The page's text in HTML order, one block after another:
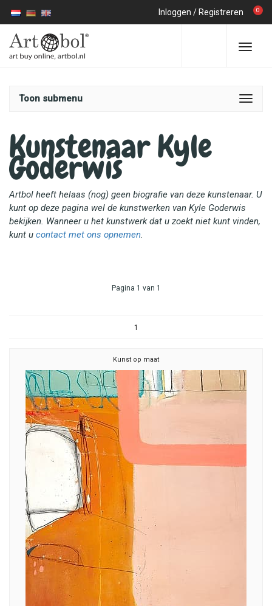
Inloggen / Registreren 0
Toon submenu
Kunstenaar Kyle
Goderwis
Artbol heeft helaas (nog) geen biografie van deze kunstenaar. U
kunt op deze pagina wel de kunstwerken van Kyle Goderwis
bekijken. Wanneer u het kunstwerk dat u zoekt niet kunt vinden,
kunt u contact met ons opnemen.
Pagina 1 van 1
1
Kunst op maat